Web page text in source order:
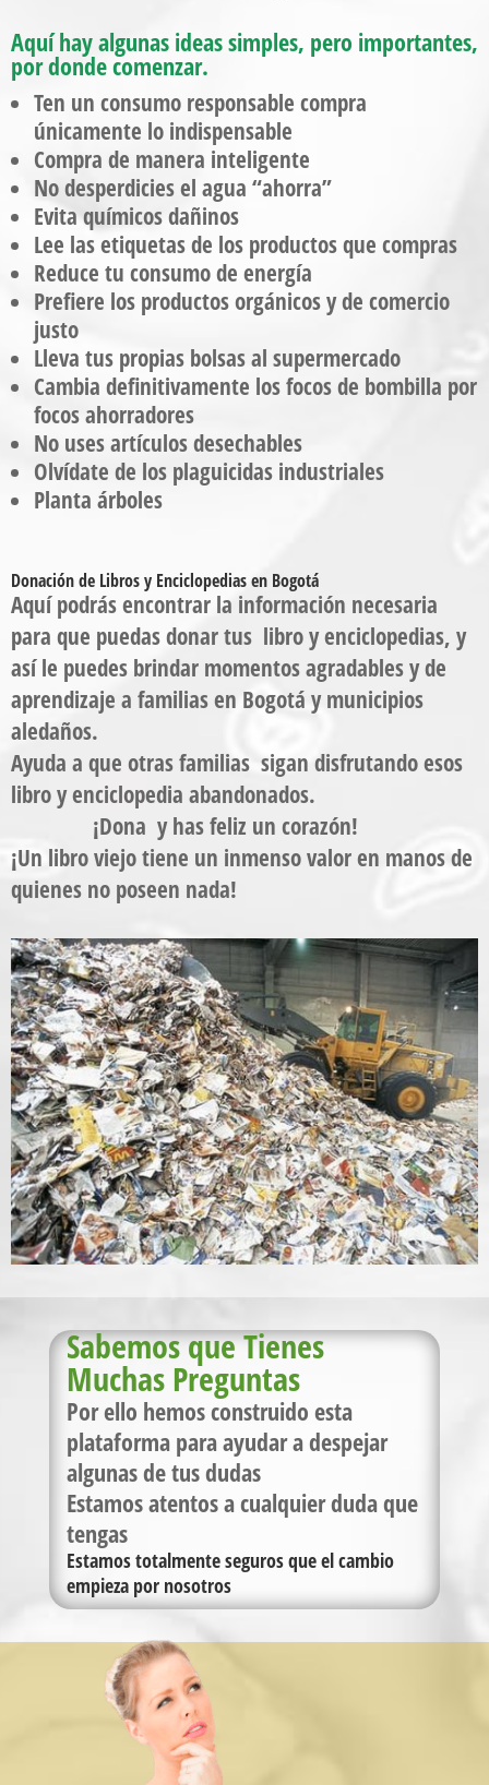
Aquí hay algunas ideas simples, pero importantes,
por donde comenzar.
Ten un consumo responsable compra
únicamente lo indispensable
Compra de manera inteligente
No desperdicies el agua “ahorra”
Evita químicos dañinos
Lee las etiquetas de los productos que compras
Reduce tu consumo de energía
Prefiere los productos orgánicos y de comercio
justo
Lleva tus propias bolsas al supermercado
Cambia definitivamente los focos de bombilla por
focos ahorradores
No uses artículos desechables
Olvídate de los plaguicidas industriales
Planta árboles
Donación de Libros y Enciclopedias en Bogotá
Aquí podrás encontrar la información necesaria
para que puedas donar tus libro y enciclopedias, y
así le puedes brindar momentos agradables y de
aprendizaje a familias en Bogotá y municipios
aledaños.
Ayuda a que otras familias sigan disfrutando esos
libro y enciclopedia abandonados.
¡Dona y has feliz un corazón!
¡Un libro viejo tiene un inmenso valor en manos de
quienes no poseen nada!
Sabemos que Tienes
Muchas Preguntas
Por ello hemos construido esta
plataforma para ayudar a despejar
algunas de tus dudas
Estamos atentos a cualquier duda que
tengas
Estamos totalmente seguros que el cambio
empieza por nosotros